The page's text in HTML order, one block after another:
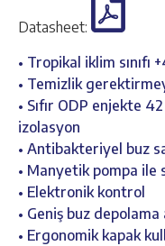
Datasheet:
• Tropikal iklim sınıfı
• Temizlik
• Sıfır ODP enjekte
izolasyon
• Antibakteriyel buz
• Manyetik pompa ile
• Elektronik kontrol
• Geniş buz depolama
• Ergonomik kapak